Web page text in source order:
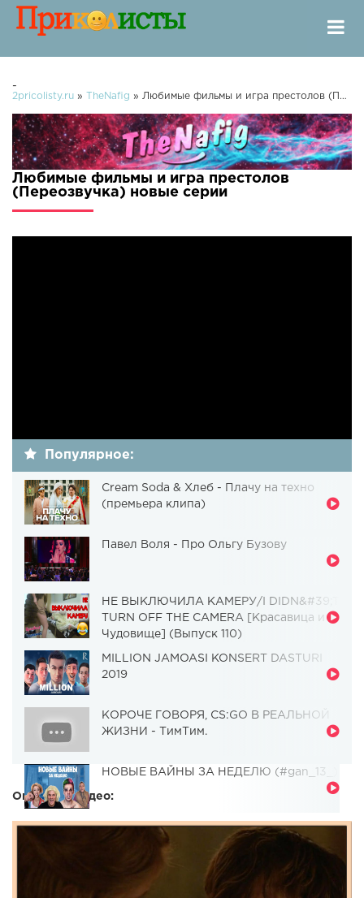
-
2pricolisty.ru » TheNafig » Любимые фильмы и игра престолов (Переозвучка)
Любимые фильмы и игра престолов
(Переозвучка) новые серии
Популярное:
Cream Soda & Хлеб - Плачу на техно
(премьера клипа)
Павел Воля - Про Ольгу Бузову
НЕ ВЫКЛЮЧИЛА КАМЕРУ/I DIDN&#39;T
TURN OFF THE CAMERA [Красавица и
Чудовище] (Выпуск 110)
MILLION JAMOASI KONSERT DASTURI
2019
КОРОЧЕ ГОВОРЯ, CS:GO В РЕАЛЬНОЙ
ЖИЗНИ - ТимТим.
НОВЫЕ ВАЙНЫ ЗА НЕДЕЛЮ (#gan_13_)
Описание видео: